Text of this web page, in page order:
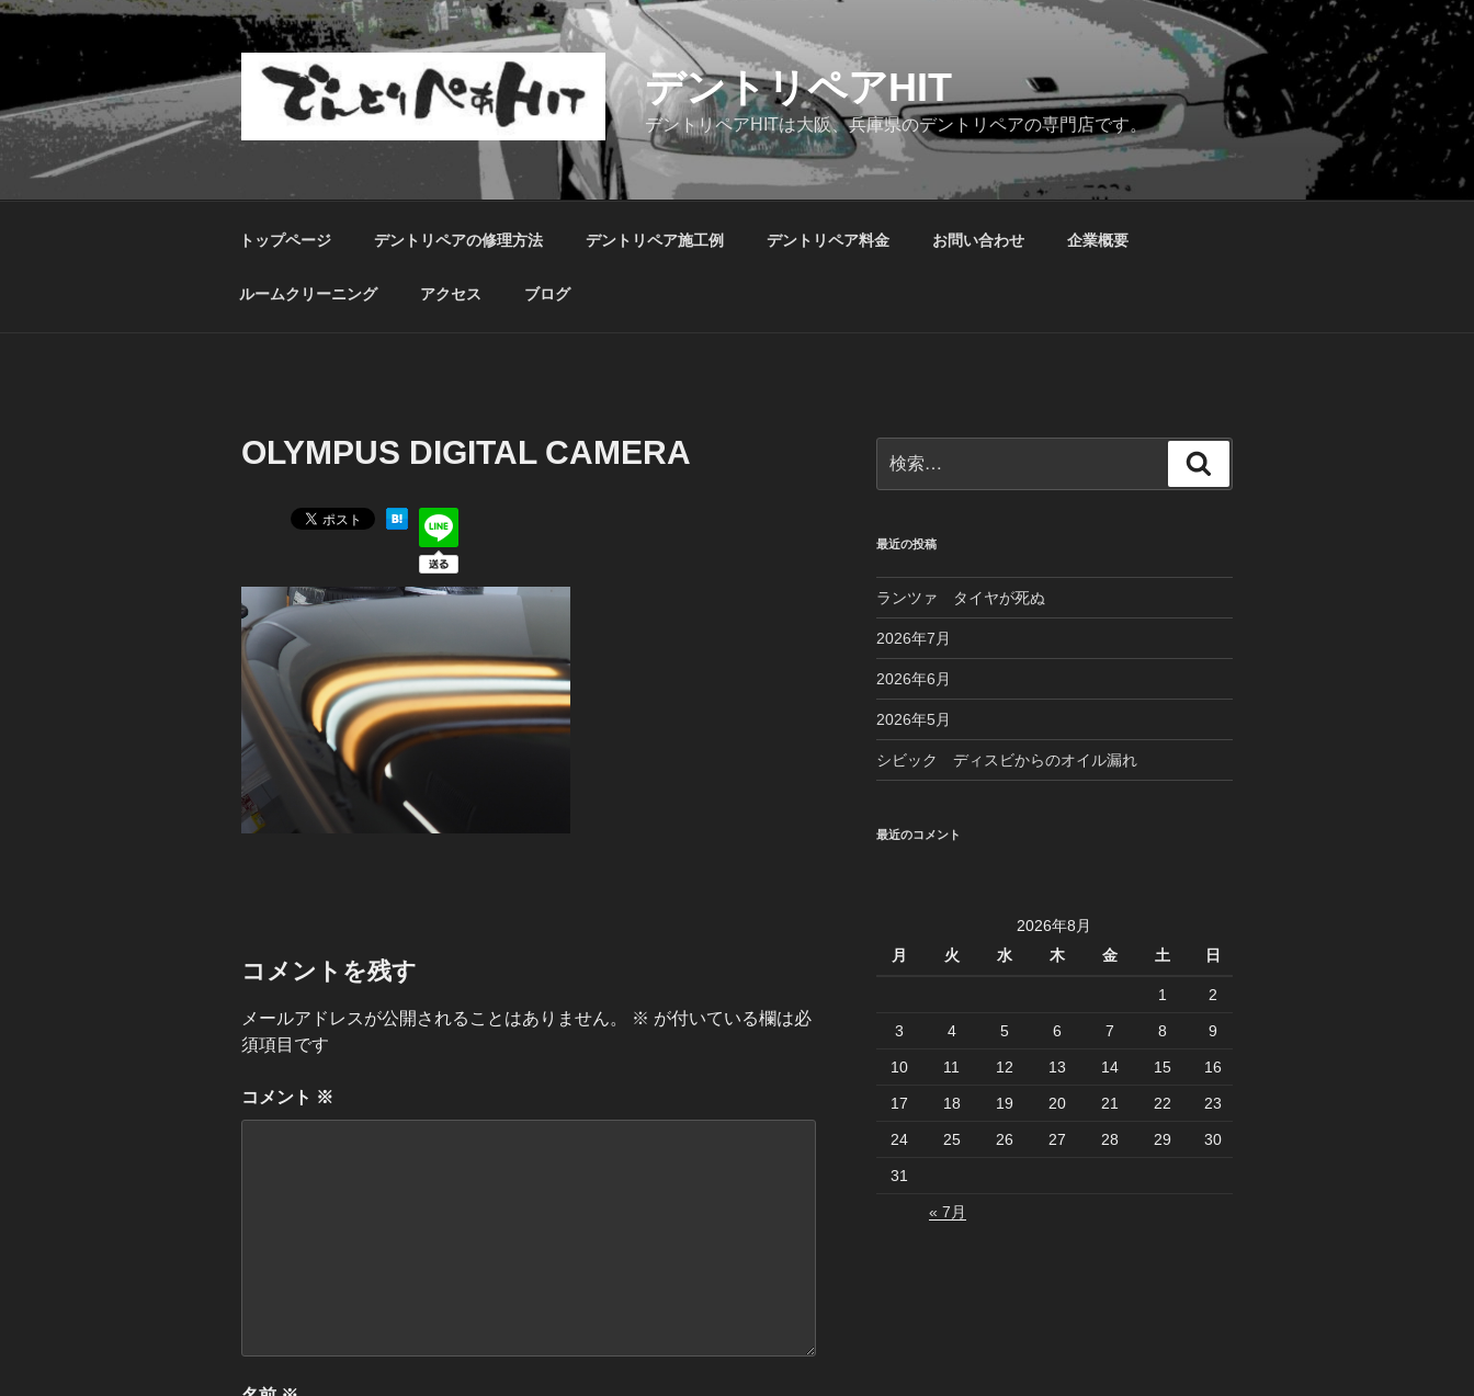
コ
ツ
へ
キ
デントリペアHIT
デントリペアHITは大阪、兵庫県のデントリペアの専門店です。
トップページ デントリペアの修理方法 デントリペア施工例 デントリペア料金 お問い合わせ 企業概要
ルームクリーニング アクセス ブログ
OLYMPUS DIGITAL CAMERA
コメントを残す
メールアドレスが公開されることはありません。 ※ が付いている欄は必
須項目です
コメント ※
索:
索
最近の投稿
ランツァ タイヤが死ぬ
2026年7月
2026年6月
2026年5月
シビック ディスビからのオイル漏れ
最近のコメント
2026年8月
月
火 水 木 金 土 日
1 2
3 4 5 6 7 8 9
10 11 12 13 14 15 16
17 18 19 20 21 22 23
24 25 26 27 28 29 30
31
« 7月